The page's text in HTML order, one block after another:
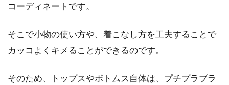
コーディネートです。
そこで小物の使い方や、着こなし方を工夫することで
カッコよくキメることができるのです。
そのため、トップスやボトムス自体は、プチプラブラ